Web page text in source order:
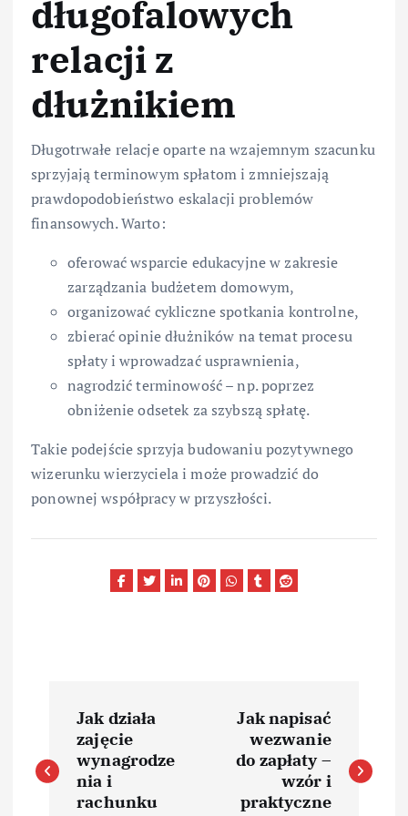
długofalowych
relacji z
dłużnikiem
Długotrwałe relacje oparte na wzajemnym szacunku
sprzyjają terminowym spłatom i zmniejszają
prawdopodobieństwo eskalacji problemów
finansowych. Warto:
oferować wsparcie edukacyjne w zakresie
zarządzania budżetem domowym,
organizować cykliczne spotkania kontrolne,
zbierać opinie dłużników na temat procesu
spłaty i wprowadzać usprawnienia,
nagrodzić terminowość – np. poprzez
obniżenie odsetek za szybszą spłatę.
Takie podejście sprzyja budowaniu pozytywnego
wizerunku wierzyciela i może prowadzić do
ponownej współpracy w przyszłości.
a
w
Jak działa
zajęcie
wynagrodze
nia i
rachunku
Jak napisać
wezwanie
do zapłaty –
wzór i
praktyczne